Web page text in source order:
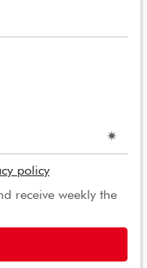
policy
receive weekly the